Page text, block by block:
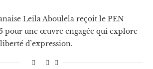
Leila Aboulela reçoit le PEN
pour une œuvre engagée qui explore
d’expression.